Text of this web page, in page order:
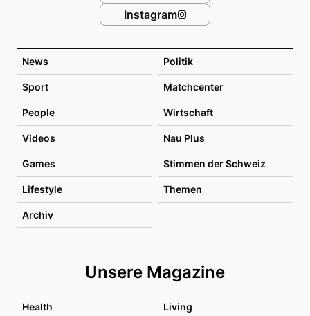
News Politik
Sport Matchcenter
People Wirtschaft
Videos Nau Plus
Games Stimmen der Schweiz
Lifestyle Themen
Archiv
Unsere Magazine
Health Living
Instagram